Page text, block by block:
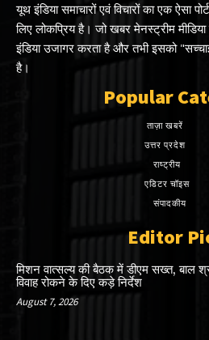
यूथ इंडिया समाचारों एवं विचारों का एक
लिए लोकप्रिय है। जो खबर मेनस्ट्रीम
इंडिया उजागर करता है और तभी इसको
है।
Popular
ताज़ा खबरें
उत्तर प्रदेश
राष्ट्रीय
एडिटर चॉइस
संपादकीय
Editor
मिशन वात्सल्य की बैठक में डीएम सख्त, बाल
विवाह रोकने के दिए कड़े निर्देश
August 7, 2026